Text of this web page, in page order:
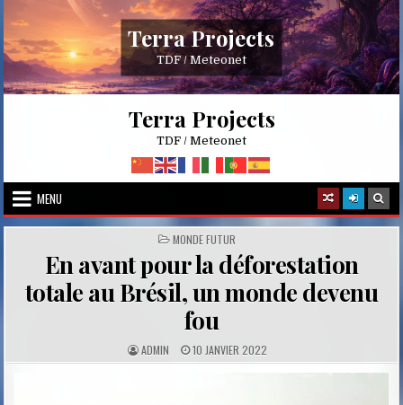
content
Terra Projects
TDF / Meteonet
Terra Projects
TDF / Meteonet
MENU
POSTED
IN
MONDE FUTUR
En avant pour la déforestation
totale au Brésil, un monde devenu
fou
A
U
ADMIN P
U
10 JANVIER 2022